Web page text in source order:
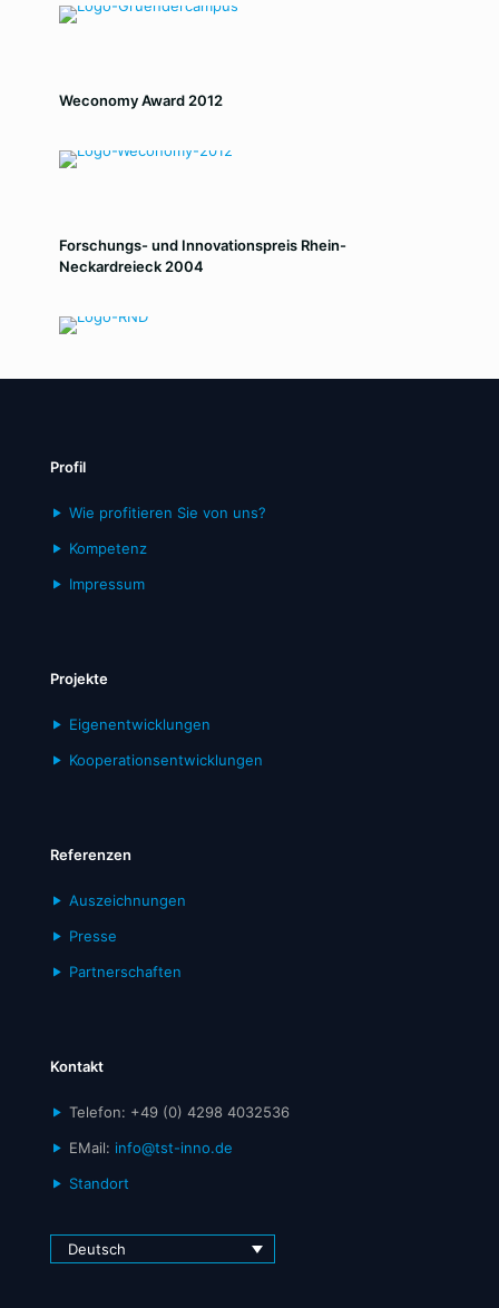
Weconomy Award 2012
Forschungs- und Innovationspreis Rhein-
Neckardreieck 2004
Profil
Wie profitieren Sie von uns?
Kompetenz
Impressum
Projekte
Eigenentwicklungen
Kooperationsentwicklungen
Referenzen
Auszeichnungen
Presse
Partnerschaften
Kontakt
Telefon: +49 (0) 4298 4032536
EMail: info@tst-inno.de
Standort
Deutsch